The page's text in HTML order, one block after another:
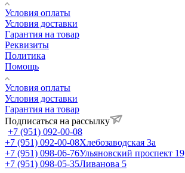
Условия оплаты
Условия доставки
Гарантия на товар
Реквизиты
Политика
Помощь
Условия оплаты
Условия доставки
Гарантия на товар
Подписаться на рассылку
+7 (951) 092-00-08
+7 (951) 092-00-08Хлебозаводская 3а
+7 (951) 098-06-76Ульяновский проспект 19
+7 (951) 098-05-35Ливанова 5